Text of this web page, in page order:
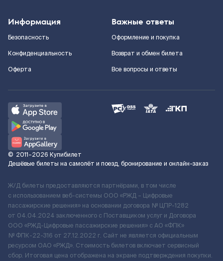
Информация
Безопасность
Конфиденциальность
Оферта
Важные ответы
Оформление и покупка
Возврат и обмен билета
Все вопросы и ответы
© 2011–2026 Купибилет
Дешёвые билеты на самолёт и поезд, бронирование и онлайн-заказ
Ж/Д билеты предоставляются партнёрами, в том числе
с использованием веб-системы ООО «РЖД – Цифровые
пассажирские решения» на основании договора № ЦПР-1282
от 04.04.2024 заключенного с Поставщиком услуг и Договора
ООО «РЖД-Цифровые пассажирские решения» c АО «ФПК»
№ ФПК-22-316 от 27.12.2022 г. Сайт не является официальным
ресурсом ОАО «РЖД». Стоимость билетов включает сервисный
сбор. Итоговая цена отображена на экране подтверждения покупки.